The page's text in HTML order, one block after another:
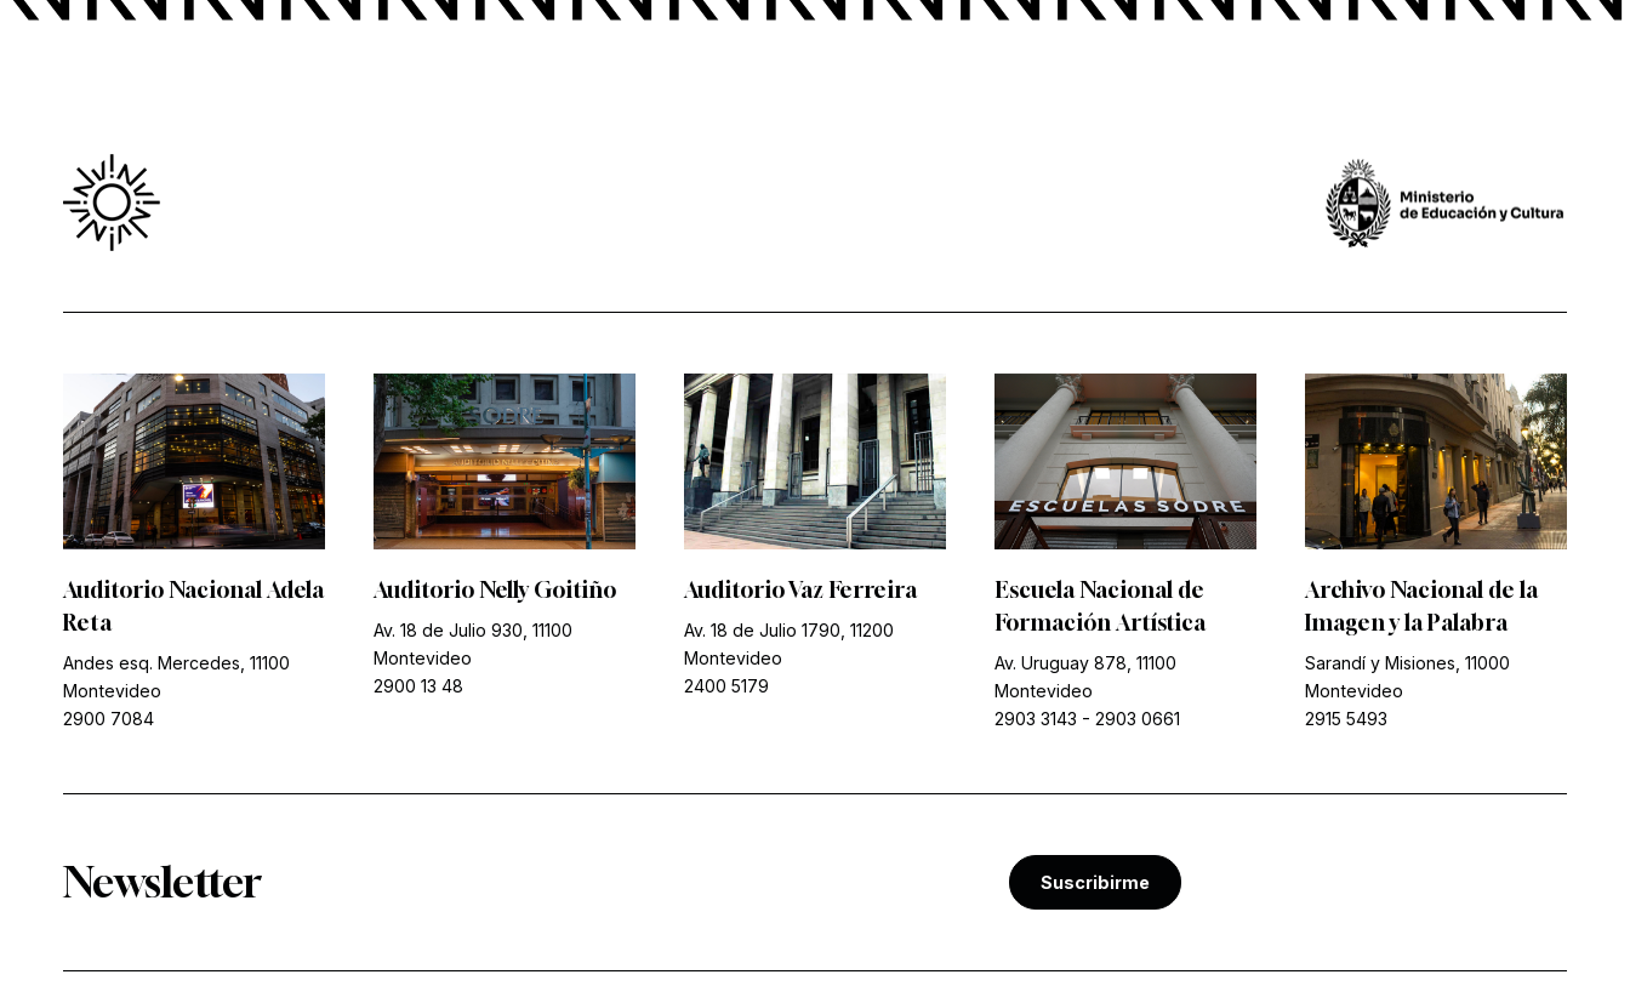
Auditorio Nacional Adela
Reta
Andes esq. Mercedes, 11100
Montevideo
2900 7084
Auditorio Nelly Goitiño
Av. 18 de Julio 930, 11100
Montevideo
2900 13 48
Auditorio Vaz Ferreira
Av. 18 de Julio 1790, 11200
Montevideo
2400 5179
Escuela Nacional de
Formación Artística
Av. Uruguay 878, 11100
Montevideo
2903 3143 - 2903 0661
Archivo Nacional de la
Imagen y la Palabra
Sarandí y Misiones, 11000
Montevideo
2915 5493
Newsletter Suscribirme